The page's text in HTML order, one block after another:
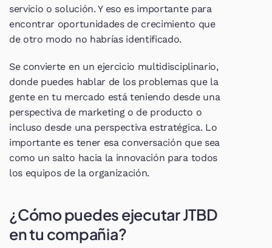
servicio o solución. Y eso es importante para
encontrar oportunidades de crecimiento que
de otro modo no habrías identificado.
Se convierte en un ejercicio multidisciplinario,
donde puedes hablar de los problemas que la
gente en tu mercado está teniendo desde una
perspectiva de marketing o de producto o
incluso desde una perspectiva estratégica. Lo
importante es tener esa conversación que sea
como un salto hacia la innovación para todos
los equipos de la organización.
¿Cómo puedes ejecutar JTBD
en tu compañia?